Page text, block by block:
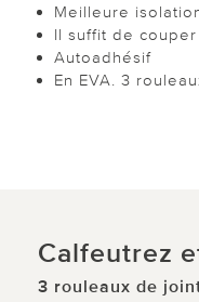
Meilleure
Il suffit de couper
Autoadhésif
En EVA. 3
Calfeutrez
3 rouleaux de